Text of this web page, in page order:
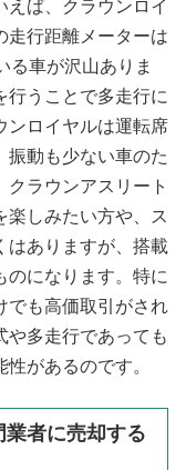
えば、クラウンロイ
走行距離メーターは
る車が沢山ありま
行うことで多走行に
ンロイヤルは運転席
振動も少ない車のた
ラウンアスリート
楽しみたい方や、ス
はありますが、搭載
のになります。特に
でも高価取引がされ
や多走行であっても
があるのです。
者に売却する